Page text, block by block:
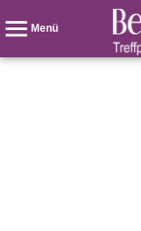
Menü